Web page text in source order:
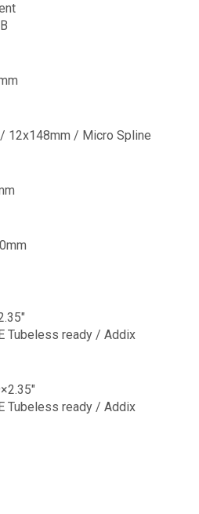
12x148mm / Micro Spline
Tubeless ready / Addix
Tubeless ready / Addix